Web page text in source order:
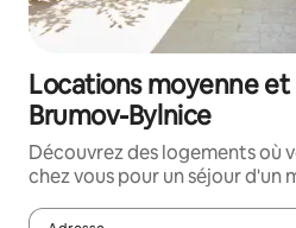
Locations moyenne
Brumov-Bylnice
Découvrez des logements où
chez vous pour un séjour d'un